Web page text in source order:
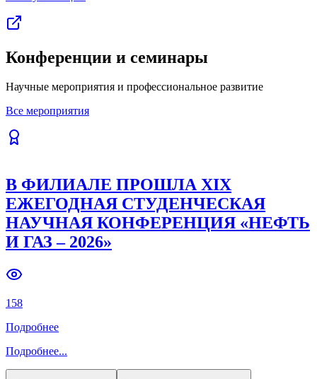
Конференции и семинары
Научные мероприятия и профессиональное развитие
Все мероприятия
В ФИЛИАЛЕ ПРОШЛА XIX
ЕЖЕГОДНАЯ СТУДЕНЧЕСКАЯ
НАУЧНАЯ КОНФЕРЕНЦИЯ «НЕФТЬ
И ГАЗ – 2026»
158
Подробнее
Подробнее...